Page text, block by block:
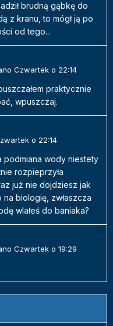
brudną gąbkę do
z kranu, to mógł ją po
od tego...
Czwartek o 22:14
praktycznie
wpuszczaj.
o 22:14
wody niestety
rozpieprzyła
już nie dojdziesz jak
na biologię, zwłaszcza
wlałeś do baniaka?
Czwartek o 19:29